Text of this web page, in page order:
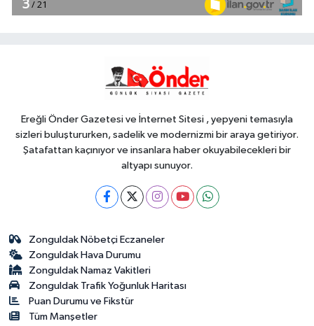
17:15
kritik ziyaret
Ereğli Önder Gazetesi ve İnternet Sitesi , yepyeni temasıyla
sizleri buluştururken, sadelik ve modernizmi bir araya getiriyor.
Şatafattan kaçınıyor ve insanlara haber okuyabilecekleri bir
altyapı sunuyor.
Zonguldak Nöbetçi Eczaneler
Zonguldak Hava Durumu
Zonguldak Namaz Vakitleri
Zonguldak Trafik Yoğunluk Haritası
Puan Durumu ve Fikstür
Tüm Manşetler